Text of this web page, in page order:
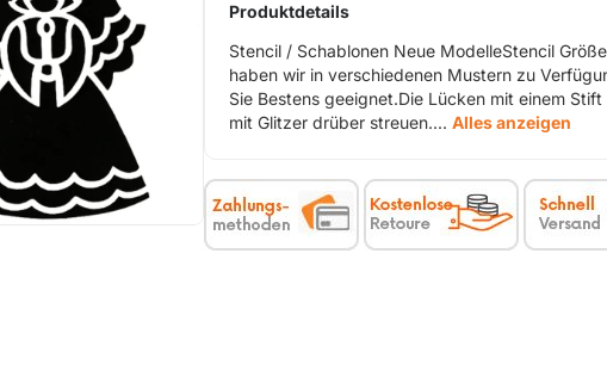
Produktdetails
Stencil / Schablonen Neue ModelleStencil
haben wir in verschiedenen Mustern zu
Sie Bestens geeignet.Die Lücken mit einem
mit Glitzer drüber streuen.... Alles anzeigen